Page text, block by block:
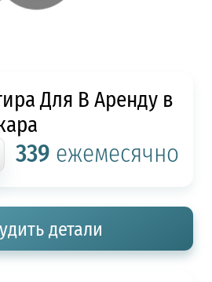
Для В Аренду в
339 ежемесячно
детали